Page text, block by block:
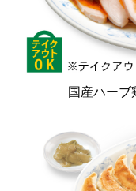
国産ハー